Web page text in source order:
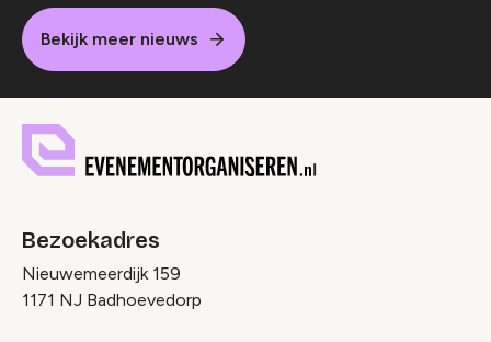
Bekijk meer nieuws
Bezoekadres
Nieuwemeerdijk 159
1171 NJ Badhoevedorp